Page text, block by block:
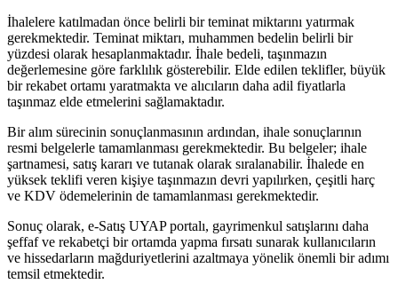
İhalelere katılmadan önce belirli bir teminat miktarını yatırmak
gerekmektedir.‍ Teminat miktarı, muhammen bedelin belirli bir
yüzdesi olarak ‍hesaplanmaktadır. İhale‍ bedeli, taşınmazın
değerlemesine göre farklılık gösterebilir. Elde edilen teklifler, büyük
bir rekabet ortamı yaratmakta ve alıcıların daha ⁣adil fiyatlarla
taşınmaz elde ⁣etmelerini ⁣sağlamaktadır.
Bir alım sürecinin sonuçlanmasının ardından, ⁤ihale sonuçlarının
resmi⁢ belgelerle tamamlanması gerekmektedir. Bu⁤ belgeler; ⁤ihale
şartnamesi, satış⁣ kararı ve tutanak ‍olarak sıralanabilir. İhalede en
yüksek teklifi veren kişiye taşınmazın‌ devri yapılırken, çeşitli harç
ve KDV ödemelerinin‌ de ⁤tamamlanması gerekmektedir.
Sonuç olarak,⁢ e-Satış UYAP portalı, gayrimenkul satışlarını daha
şeffaf⁢ ve rekabetçi bir‌ ortamda yapma ​fırsatı sunarak kullanıcıların
ve hissedarların mağduriyetlerini azaltmaya yönelik önemli bir ​adımı
temsil etmektedir.